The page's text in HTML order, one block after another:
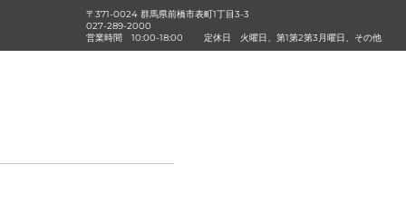
〒371-0024 群馬県前橋市表町1丁目3-3
027-289-2000
営業時間
10:00-18:00 定休日 火曜日、第1第2第3月曜日、その他